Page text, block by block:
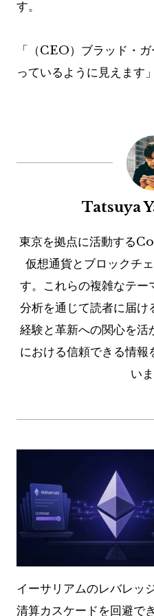
す。
「（CEO）ブラッド・
っているように見えます
Tatsuya
東京を拠点に活動する
仮想通貨とブロックチ
す。これらの複雑なテー
分析を通じて読者に届け
経験と革新への関心を活
における信頼できる情報
いま
イーサリアムのレバレ
清算カスケードを回避で